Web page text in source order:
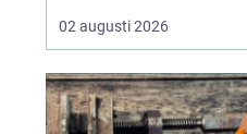
strategi för många
företag. I stället för att
utrustning väljer allt fler
att hyra. Det frigör både
02 augusti 2026